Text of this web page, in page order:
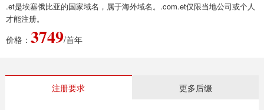
.et是埃塞俄比亚的国家域名，属于海外域名。.com.et仅限当地公司或个人
才能注册。
价格： 3749/首年
注册要求 更多后缀